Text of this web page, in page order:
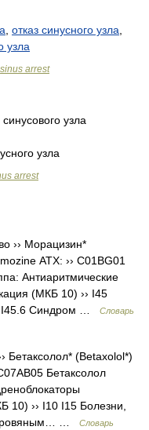
отказ синусного узла
узла
sinus arrest
узла
узла
arrest
›› Морацизин*
АТХ: ›› C01BG01
Антиаритмические
(МКБ 10) ›› I45
I45.6 Синдром …
Словарь
Бетаксолол* (Betaxolol*)
Бетаксолол
10) ›› I10 I15 Болезни,
…
Словарь